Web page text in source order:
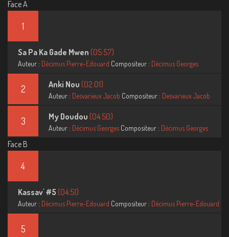
Face A
1
Sa Pa Ka Gade Mwen (05:57)
Auteur : Décimus Pierre-Edouard Compositeur : Décimus Georges
2 Anki Nou (02:01)
Auteur : Desvarieux Jacob Compositeur : Desvarieux Jacob
3 My Doudou (04:50)
Auteur : Décimus Georges Compositeur : Décimus Georges
Face B
4
Kassav' #5 (04:51)
Auteur : Décimus Pierre-Edouard Compositeur : Décimus Pierre-Edouard
5